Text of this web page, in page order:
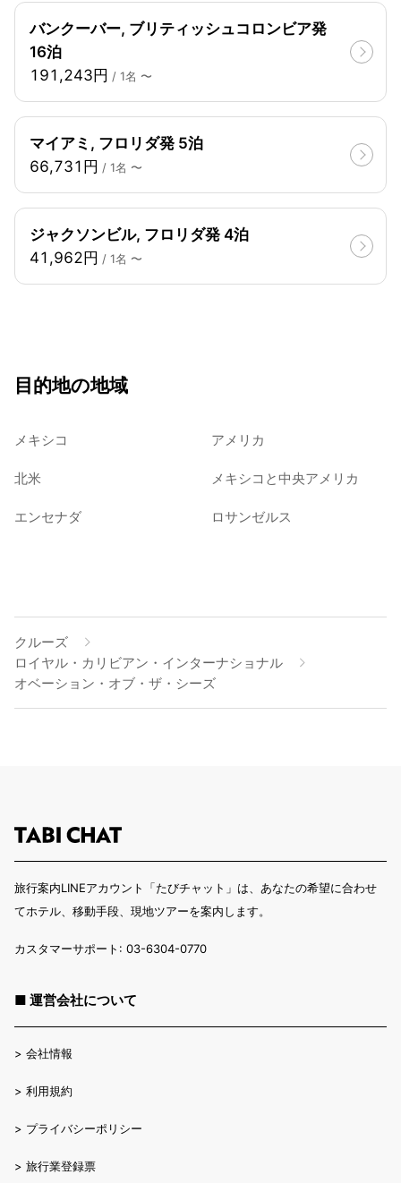
バンクーバー, ブリティッシュコロンビア発
16泊
191,243円 / 1名 〜
マイアミ, フロリダ発 5泊
66,731円 / 1名 〜
ジャクソンビル, フロリダ発 4泊
41,962円 / 1名 〜
目的地の地域
メキシコ アメリカ
北米 メキシコと中央アメリカ
エンセナダ ロサンゼルス
クルーズ
ロイヤル・カリビアン・インターナショナル
オベーション・オブ・ザ・シーズ
旅行案内LINEアカウント「たびチャット」は、あなたの希望に合わせ
てホテル、移動手段、現地ツアーを案内します。
カスタマーサポート: 03-6304-0770
■ 運営会社について
> 会社情報
> 利用規約
> プライバシーポリシー
> 旅行業登録票